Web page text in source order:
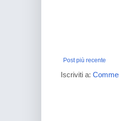
Post più recente
Iscriviti a: